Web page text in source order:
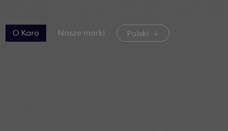
O Karo Nasze marki Polski